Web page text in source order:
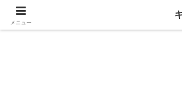
メニュー